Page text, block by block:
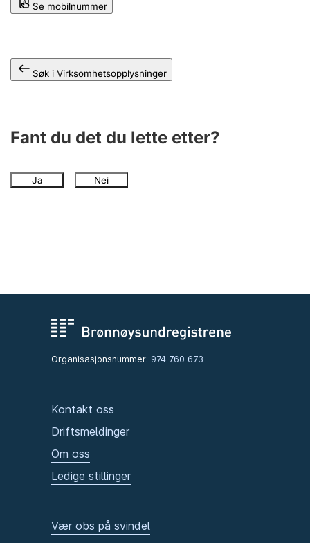
Se mobilnummer
Søk i Virksomhetsopplysninger
Fant du det du lette etter?
Ja Nei
Organisasjonsnummer: 974 760 673
Kontakt oss
Driftsmeldinger
Om oss
Ledige stillinger
Vær obs på svindel